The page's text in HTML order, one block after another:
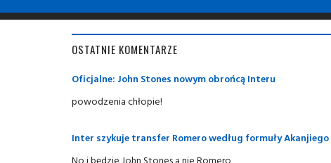
OSTATNIE KOMENTARZE
Oficjalne: John Stones nowym obrońcą Interu
powodzenia chłopie!
Inter szykuje transfer Romero według formuły Akanjiego
No i będzie John Stones a nie Romero